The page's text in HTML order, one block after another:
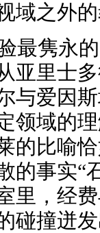
域之外的
最隽永
亚里士
与爱因
领域的
的比喻
的事实“
里，经
碰撞迸